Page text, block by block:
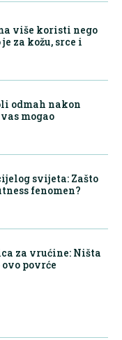
više koristi nego
za kožu, srce i
odmah nakon
mogao
svijeta: Zašto
fenomen?
za vrućine: Ništa
povrće